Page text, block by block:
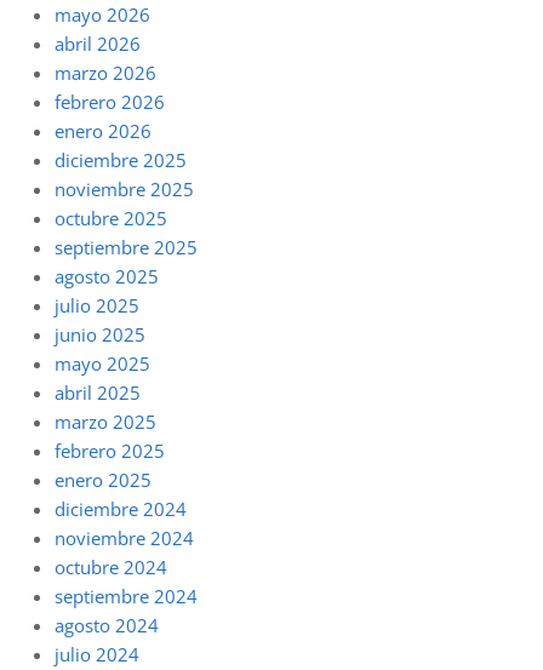
mayo 2026
abril 2026
marzo 2026
febrero 2026
enero 2026
diciembre 2025
noviembre 2025
octubre 2025
septiembre 2025
agosto 2025
julio 2025
junio 2025
mayo 2025
abril 2025
marzo 2025
febrero 2025
enero 2025
diciembre 2024
noviembre 2024
octubre 2024
septiembre 2024
agosto 2024
julio 2024